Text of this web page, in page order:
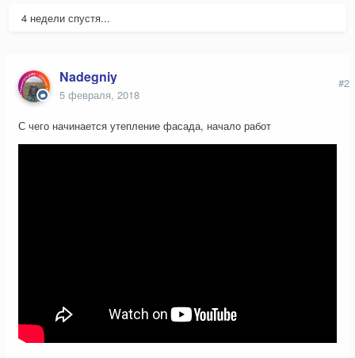
4 недели спустя...
Nadegniy
5 февраля, 2018
#2
С чего начинается утепление фасада, начало работ